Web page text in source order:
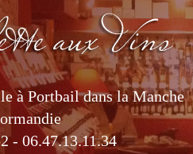
à Portbail dans la Manche
- 06.47.13.11.34